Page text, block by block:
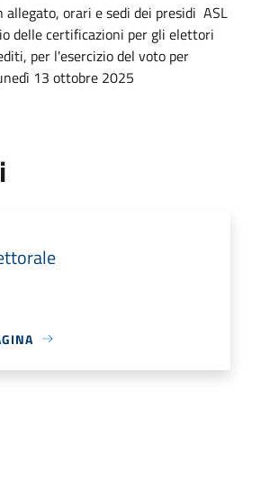
allegato, orari e sedi dei presidi ASL
delle certificazioni per gli elettori
per l'esercizio del voto per
13 ottobre 2025